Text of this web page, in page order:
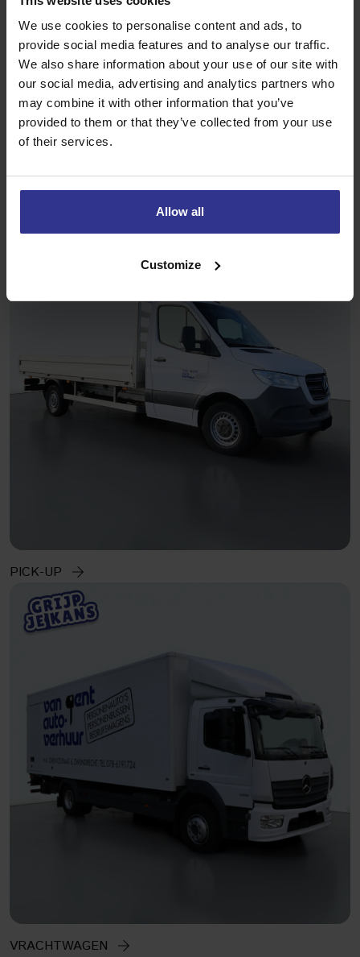
We use cookies to personalise content and ads, to
provide social media features and to analyse our traffic.
We also share information about your use of our site with
our social media, advertising and analytics partners who
may combine it with other information that you’ve
provided to them or that they’ve collected from your use
of their services.
Allow all
Customize
Unieke vondst! Deze
auto’s zijn normaal
verhuurd.
PICK-UP
VRACHTWAGEN